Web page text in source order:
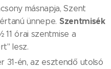
másnapja, Szent
ünnepe. Szentmisék
11 órai szentmise a
lesz.
31-én, az esztendő utolsó